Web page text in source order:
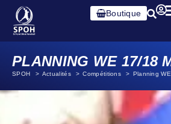
Boutique
PLANNING WE 17/18
SPOH Actualités Compétitions Planning